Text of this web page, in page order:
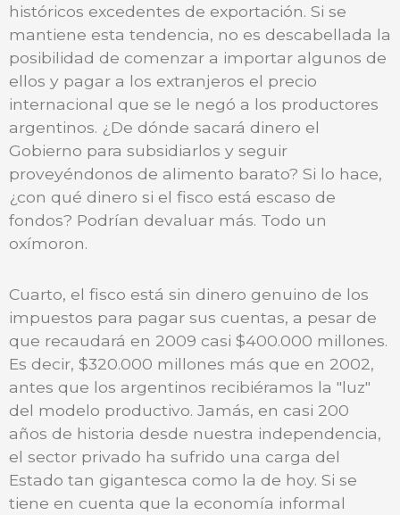
históricos excedentes de exportación. Si se
mantiene esta tendencia, no es descabellada la
posibilidad de comenzar a importar algunos de
ellos y pagar a los extranjeros el precio
internacional que se le negó a los productores
argentinos. ¿De dónde sacará dinero el
Gobierno para subsidiarlos y seguir
proveyéndonos de alimento barato? Si lo hace,
¿con qué dinero si el fisco está escaso de
fondos? Podrían devaluar más. Todo un
oxímoron.
Cuarto, el fisco está sin dinero genuino de los
impuestos para pagar sus cuentas, a pesar de
que recaudará en 2009 casi $400.000 millones.
Es decir, $320.000 millones más que en 2002,
antes que los argentinos recibiéramos la "luz"
del modelo productivo. Jamás, en casi 200
años de historia desde nuestra independencia,
el sector privado ha sufrido una carga del
Estado tan gigantesca como la de hoy. Si se
tiene en cuenta que la economía informal